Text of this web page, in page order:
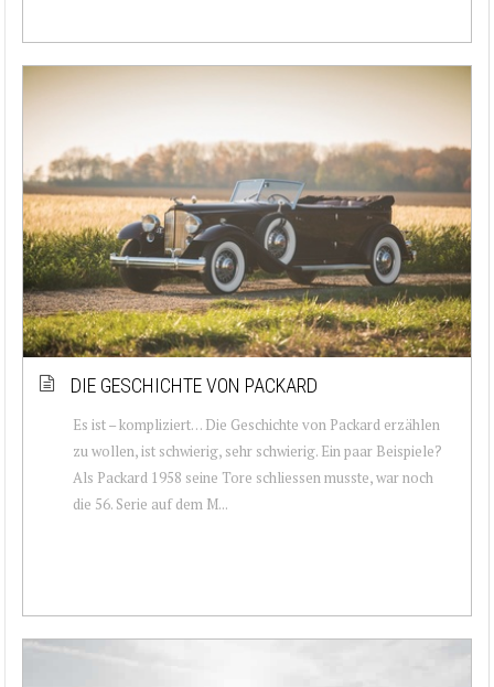
DIE GESCHICHTE VON PACKARD
Es ist – kompliziert… Die Geschichte von Packard erzählen
zu wollen, ist schwierig, sehr schwierig. Ein paar Beispiele?
Als Packard 1958 seine Tore schliessen musste, war noch
die 56. Serie auf dem M...